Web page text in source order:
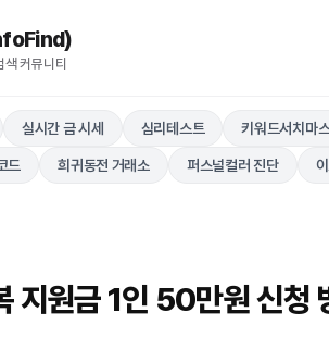
커뮤니티
실시간 금 시세 심리테스트 키워드서치마
드 희귀동전 거래소 퍼스널컬러 진단
지원금 1인 50만원 신청